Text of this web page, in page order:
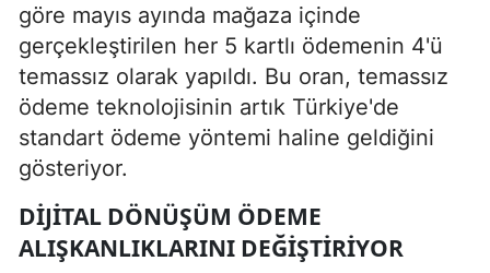
göre mayıs ayında mağaza içinde
gerçekleştirilen her 5 kartlı ödemenin 4'ü
temassız olarak yapıldı. Bu oran, temassız
ödeme teknolojisinin artık Türkiye'de
standart ödeme yöntemi haline geldiğini
gösteriyor.
DIJITAL DÖNÜŞÜM ÖDEME
ALIŞKANLIKLARINI DEĞIŞTIRIYOR